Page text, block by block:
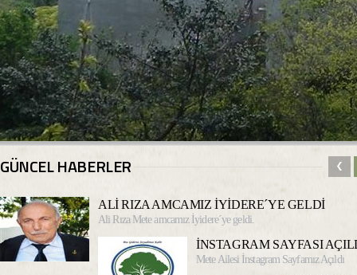
GÜNCEL HABERLER
ALİ RIZA AMCAMIZ İYİDERE´YE GELDİ
Ali Rıza Mete amcamız İyidere´ye geldi.
İNSTAGRAM SAYFASI
Mete Ailesi İnstagram Sayfamız Açıldı